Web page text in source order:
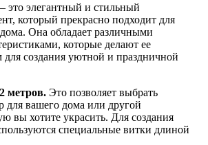
– это элегантный и стильный
который прекрасно подходит для
Она обладает различными
которые делают ее
создания уютной и праздничной
метров. Это позволяет выбрать
для вашего дома или другой
вы хотите украсить. Для создания
специальные витки длиной